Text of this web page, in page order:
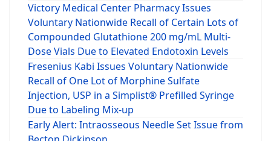
Victory Medical Center Pharmacy Issues
Voluntary Nationwide Recall of Certain Lots of
Compounded Glutathione 200 mg/mL Multi-
Dose Vials Due to Elevated Endotoxin Levels
Fresenius Kabi Issues Voluntary Nationwide
Recall of One Lot of Morphine Sulfate
Injection, USP in a Simplist® Prefilled Syringe
Due to Labeling Mix-up
Early Alert: Intraosseous Needle Set Issue from